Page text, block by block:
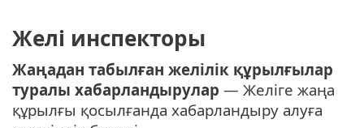
Желі инспекторы
Жаңадан табылған желілік құрылғылар
туралы хабарландырулар — Желіге жаңа
құрылғы қосылғанда хабарландыру алуға